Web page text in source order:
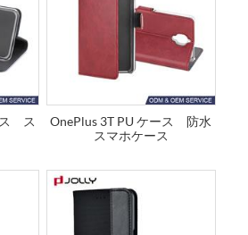
ス ス
OnePlus 3T PU ケース 防水
スマホケース